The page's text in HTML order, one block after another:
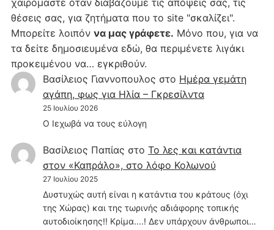
χαιρόμαστε όταν διαβάζουμε τις απόψεις σας, τις
θέσεις σας, για ζητήματα που το site "σκαλίζει".
Μπορείτε λοιπόν να μας γράφετε. Μόνο που, για να
τα δείτε δημοσιευμένα εδώ, θα περιμένετε λιγάκι
προκειμένου να… εγκριθούν.
Βασίλειος Γιαννοπουλος στο Hμέρα γεμάτη
αγάπη, φως για Ηλία – Γκρεσίλντα
25 Ιουλίου 2026
Ο Ιεχωβά να τους εύλογη
Βασίλειος Παπίας στο Το λες και κατάντια
στον «Καπράλο», στο λόφο Κολωνού
27 Ιουλίου 2025
Δυστυχώς αυτή είναι η κατάντια του κράτους (όχι
της Χώρας) και της τωρινής αδιάφορης τοπικής
αυτοδιοίκησης!! Κρίμα....! Δεν υπάρχουν άνθρωποι…